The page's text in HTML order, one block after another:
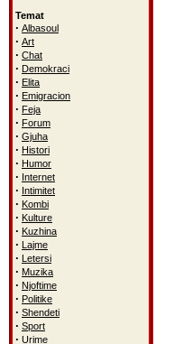
Temat
· Albasoul
· Art
· Chat
· Demokraci
· Elita
· Emigracion
· Feja
· Forum
· Gjuha
· Histori
· Humor
· Internet
· Intimitet
· Kombi
· Kulture
· Kuzhina
· Lajme
· Letersi
· Muzika
· Njoftime
· Politike
· Shendeti
· Sport
· Urime